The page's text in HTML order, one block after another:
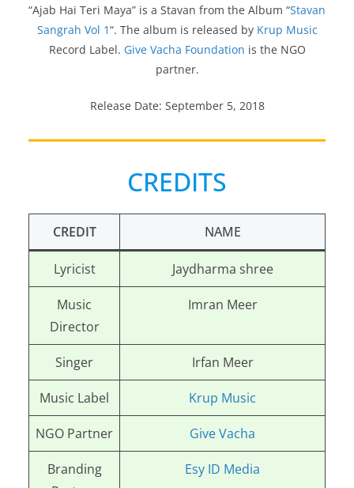
“Ajab Hai Teri Maya” is a Stavan from the Album “Stavan
Sangrah Vol 1“. The album is released by Krup Music
Record Label. Give Vacha Foundation is the NGO
partner.
Release Date: September 5, 2018
CREDITS
CREDIT NAME
Lyricist Jaydharma shree
Music
Director
Imran Meer
Singer Irfan Meer
Music Label Krup Music
NGO Partner Give Vacha
Branding
Esy ID Media